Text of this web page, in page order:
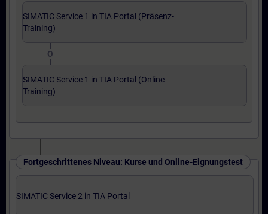
SIMATIC Service 1 in TIA Portal (Präsenz-
Training)
O
SIMATIC Service 1 in TIA Portal (Online
Training)
Fortgeschrittenes Niveau: Kurse und Online-Eignungstest
SIMATIC Service 2 in TIA Portal